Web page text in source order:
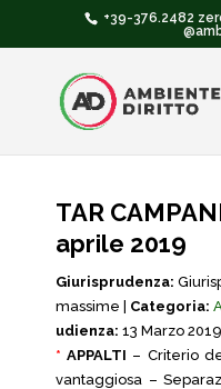
+39-376.2482
TAR
aprile 2019
Giurisprudenza:
massime | Categoria:
udienza: 13 Marzo 2019
*APPALTI – Criterio
vantaggiosa –